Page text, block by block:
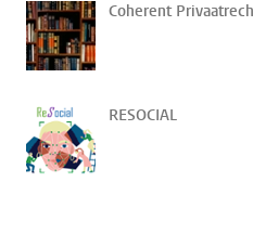
Coherent
RESOCIAL